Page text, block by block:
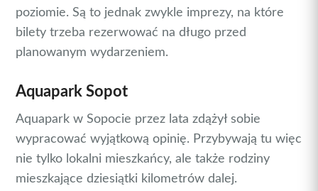
poziomie. Są to jednak zwykle imprezy, na które
bilety trzeba rezerwować na długo przed
planowanym wydarzeniem.
Aquapark Sopot
Aquapark w Sopocie przez lata zdążył sobie
wypracować wyjątkową opinię. Przybywają tu więc
nie tylko lokalni mieszkańcy, ale także rodziny
mieszkające dziesiątki kilometrów dalej.